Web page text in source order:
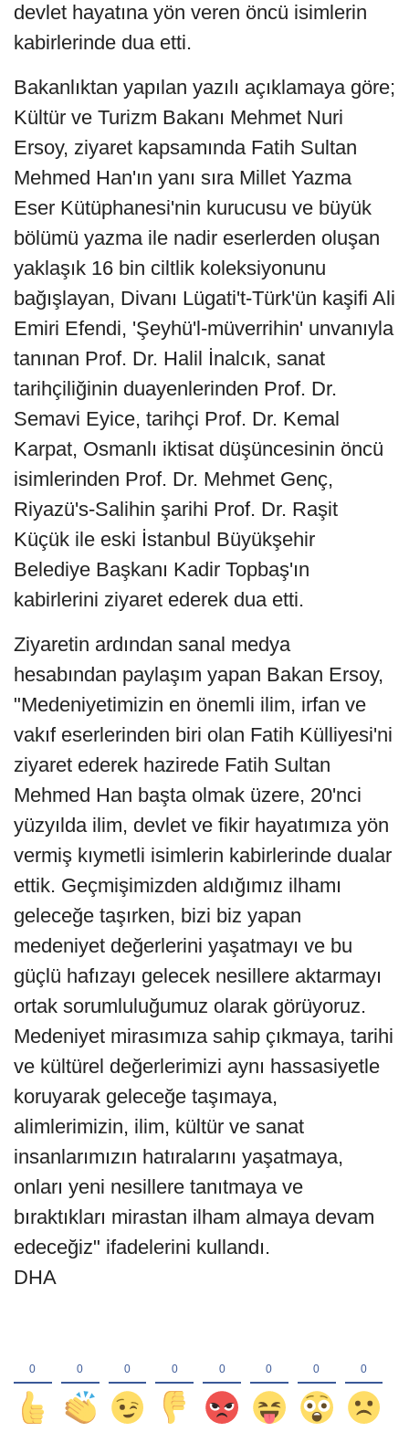
devlet hayatına yön veren öncü isimlerin
kabirlerinde dua etti.
Bakanlıktan yapılan yazılı açıklamaya göre;
Kültür ve Turizm Bakanı Mehmet Nuri
Ersoy, ziyaret kapsamında Fatih Sultan
Mehmed Han'ın yanı sıra Millet Yazma
Eser Kütüphanesi'nin kurucusu ve büyük
bölümü yazma ile nadir eserlerden oluşan
yaklaşık 16 bin ciltlik koleksiyonunu
bağışlayan, Divanı Lügati't-Türk'ün kaşifi Ali
Emiri Efendi, 'Şeyhü'l-müverrihin' unvanıyla
tanınan Prof. Dr. Halil İnalcık, sanat
tarihçiliğinin duayenlerinden Prof. Dr.
Semavi Eyice, tarihçi Prof. Dr. Kemal
Karpat, Osmanlı iktisat düşüncesinin öncü
isimlerinden Prof. Dr. Mehmet Genç,
Riyazü's-Salihin şarihi Prof. Dr. Raşit
Küçük ile eski İstanbul Büyükşehir
Belediye Başkanı Kadir Topbaş'ın
kabirlerini ziyaret ederek dua etti.
Ziyaretin ardından sanal medya
hesabından paylaşım yapan Bakan Ersoy,
"Medeniyetimizin en önemli ilim, irfan ve
vakıf eserlerinden biri olan Fatih Külliyesi'ni
ziyaret ederek hazirede Fatih Sultan
Mehmed Han başta olmak üzere, 20'nci
yüzyılda ilim, devlet ve fikir hayatımıza yön
vermiş kıymetli isimlerin kabirlerinde dualar
ettik. Geçmişimizden aldığımız ilhamı
geleceğe taşırken, bizi biz yapan
medeniyet değerlerini yaşatmayı ve bu
güçlü hafızayı gelecek nesillere aktarmayı
ortak sorumluluğumuz olarak görüyoruz.
Medeniyet mirasımıza sahip çıkmaya, tarihi
ve kültürel değerlerimizi aynı hassasiyetle
koruyarak geleceğe taşımaya,
alimlerimizin, ilim, kültür ve sanat
insanlarımızın hatıralarını yaşatmaya,
onları yeni nesillere tanıtmaya ve
bıraktıkları mirastan ilham almaya devam
edeceğiz" ifadelerini kullandı.
DHA